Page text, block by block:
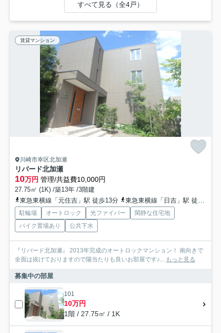
すべて見る（全4戸）
賃貸マンション
川崎市幸区北加瀬
リバード北加瀬
10万円 管理/共益費10,000円
27.75㎡ (1K) /築13年 /3階建
東急東横線「元住吉」駅 徒歩13分
東急東横線「日吉」駅 徒歩18分
駐輪場 オートロック 光ファイバー
閑静な住宅地
バイク置場あり
公共下水
『リバード北加瀬』 2013年完成のオートロックマンション！ 南向きで
全面は抜けておりますので陽当たりも良いお部屋です♪... もっと見る
募集中の部屋
101
10万円
1階 / 27.75㎡ / 1K